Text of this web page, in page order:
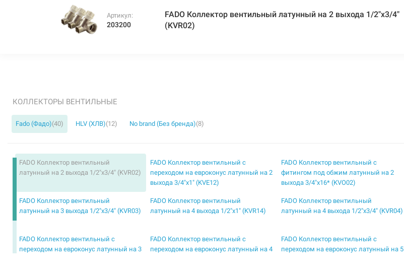
Артикул:
203200
FADO Коллектор вентильный латунный на 2 выхода 1/2"x3/4"
(KVR02)
КОЛЛЕКТОРЫ ВЕНТИЛЬНЫЕ
Fado (Фадо)(40) HLV (ХЛВ)(12) No brand (Без бренда)(8)
FADO Коллектор вентильный
латунный на 2 выхода 1/2"x3/4" (KVR02)
FADO Коллектор вентильный с
переходом на евроконус латунный на 2
выхода 3/4"x1" (KVE12)
FADO Коллектор вентильный с
фитингом под обжим латунный на 2
выхода 3/4"x16* (KVO02)
FADO Коллектор вентильный
латунный на 3 выхода 1/2"x3/4" (KVR03)
FADO Коллектор вентильный
латунный на 4 выхода 1/2"x1" (KVR14)
FADO Коллектор вентильный
латунный на 4 выхода 1/2"x3/4" (KVR04)
FADO Коллектор вентильный с
переходом на евроконус латунный на 3
FADO Коллектор вентильный с
переходом на евроконус латунный на 4
FADO Коллектор вентильный с
переходом на евроконус латунный на 5